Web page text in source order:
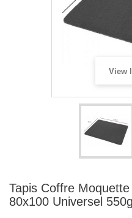
View
Tapis Coffre
80x100 Universel